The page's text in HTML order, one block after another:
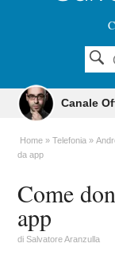
Canale
Home Telefonia
da app
Come
app
diSalvatore Aranzulla